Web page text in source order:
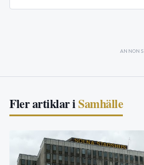
ANNONS
Fler artiklar iSamhälle